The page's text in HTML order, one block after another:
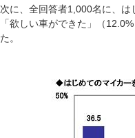
次に、全回答者1,000名に、は
「欲しい車ができた」（
た。